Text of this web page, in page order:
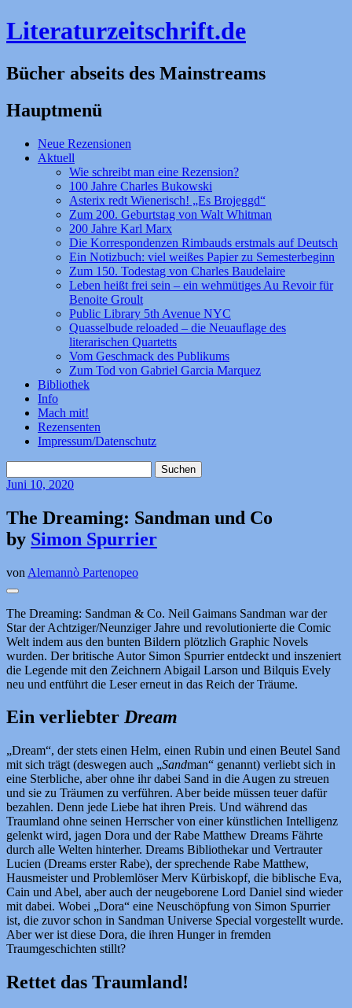
Literaturzeitschrift.de
Bücher abseits des Mainstreams
Hauptmenü
Zum
Inhalt
Neue Rezensionen
Aktuell
Wie schreibt man eine Rezension?
100 Jahre Charles Bukowski
Asterix redt Wienerisch! „Es Brojeggd“
Zum 200. Geburtstag von Walt Whitman
200 Jahre Karl Marx
Die Korrespondenzen Rimbauds erstmals auf Deutsch
Ein Notizbuch: viel weißes Papier zu Semesterbeginn
Zum 150. Todestag von Charles Baudelaire
Leben heißt frei sein – ein wehmütiges Au Revoir für
Benoite Groult
Public Library 5th Avenue NYC
Quasselbude reloaded – die Neuauflage des
literarischen Quartetts
Vom Geschmack des Publikums
Zum Tod von Gabriel Garcia Marquez
Bibliothek
Info
Mach mit!
Rezensenten
Impressum/Datenschutz
nach:
Juni 10, 2020
The Dreaming: Sandman und Co
by Simon Spurrier
von Alemannò Partenopeo
The Dreaming: Sandman & Co. Neil Gaimans Sandman war der
Star der Achtziger/Neunziger Jahre und revolutionierte die Comic
Welt indem aus den bunten Bildern plötzlich Graphic Novels
wurden. Der britische Autor Simon Spurrier entdeckt und inszeniert
die Legende mit den Zeichnern Abigail Larson und Bilquis Evely
neu und entführt die Leser erneut in das Reich der Träume.
Ein verliebter Dream
„Dream“, der stets einen Helm, einen Rubin und einen Beutel Sand
mit sich trägt (deswegen auch „Sandman“ genannt) verliebt sich in
eine Sterbliche, aber ohne ihr dabei Sand in die Augen zu streuen
und sie zu Träumen zu verführen. Aber beide müssen teuer dafür
bezahlen. Denn jede Liebe hat ihren Preis. Und während das
Traumland ohne seinen Herrscher von einer künstlichen Intelligenz
gelenkt wird, jagen Dora und der Rabe Matthew Dreams Fährte
durch alle Welten hinterher. Dreams Bibliothekar und Vertrauter
Lucien (Dreams erster Rabe), der sprechende Rabe Matthew,
Hausmeister und Problemlöser Merv Kürbiskopf, die biblische Eva,
Cain und Abel, aber auch der neugeborene Lord Daniel sind wieder
mit dabei. Wobei „Dora“ eine Neuschöpfung von Simon Spurrier
ist, die zuvor schon in Sandman Universe Special vorgestellt wurde.
Aber wer ist diese Dora, die ihren Hunger in fremden
Traumgeschichten stillt?
Rettet das Traumland!